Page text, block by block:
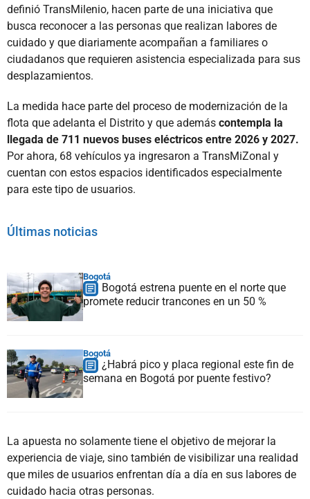
definió TransMilenio, hacen parte de una iniciativa que
busca reconocer a las personas que realizan labores de
cuidado y que diariamente acompañan a familiares o
ciudadanos que requieren asistencia especializada para sus
desplazamientos.
La medida hace parte del proceso de modernización de la
flota que adelanta el Distrito y que además contempla la
llegada de 711 nuevos buses eléctricos entre 2026 y 2027.
Por ahora, 68 vehículos ya ingresaron a TransMiZonal y
cuentan con estos espacios identificados especialmente
para este tipo de usuarios.
Últimas noticias
Bogotá
Bogotá estrena puente en el norte que
promete reducir trancones en un 50 %
Bogotá
¿Habrá pico y placa regional este fin de
semana en Bogotá por puente festivo?
La apuesta no solamente tiene el objetivo de mejorar la
experiencia de viaje, sino también de visibilizar una realidad
que miles de usuarios enfrentan día a día en sus labores de
cuidado hacia otras personas.